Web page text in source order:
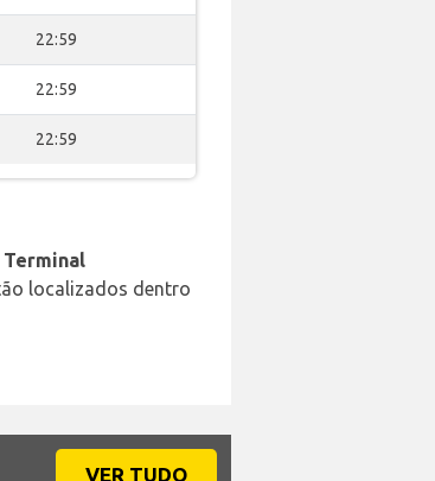
22:59
22:59
22:59
Terminal
localizados dentro
VER TUDO